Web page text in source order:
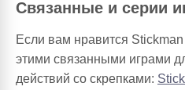
Связанные и серии
Если вам нравится Stickman
этими связанными играми
действий со скрепками: